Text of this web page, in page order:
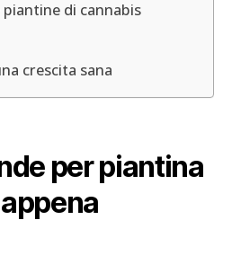
di cannabis
crescita sana
per piantina